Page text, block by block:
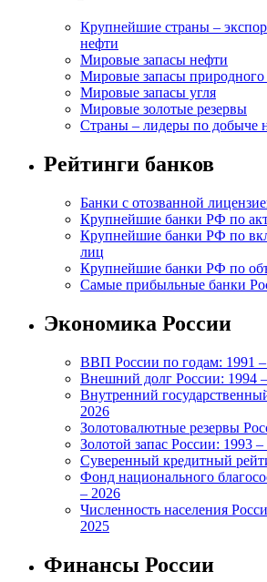
Крупнейшие страны –
нефти
Мировые запасы нефти
Мировые запасы природного
Мировые запасы угля
Мировые золотые резервы
Страны – лидеры по добыче
Рейтинги банков
Банки с отозванной
Крупнейшие банки РФ по
Крупнейшие банки РФ по
лиц
Крупнейшие банки РФ по
Самые прибыльные банки
Экономика России
ВВП России по годам: 1991
Внешний долг России: 1994
Внутренний
2026
Золотовалютные резервы
Золотой запас России: 1993 –
Суверенный кредитный
Фонд национального
– 2026
Численность населения
2025
Финансы России